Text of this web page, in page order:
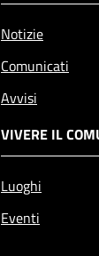
Notizie
Comunicati
Avvisi
VIVERE IL
Luoghi
Eventi